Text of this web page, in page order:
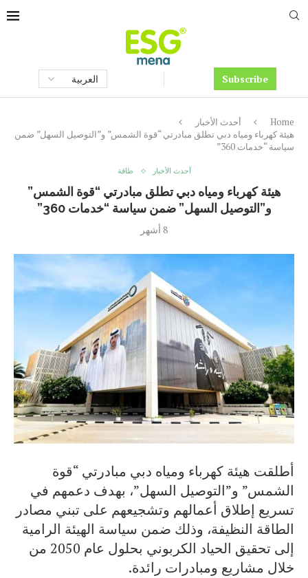
Subscribe
Home
أحدث الأخبار
هيئة كهرباء ومياه دبي تطلق مبادرتي “قوة الشمس” و”التوصيل السهل” ضمن
سياسة “خدمات 360”
أحدث الأخبار طاقة
هيئة كهرباء ومياه دبي تطلق مبادرتي “قوة الشمس”
و”التوصيل السهل” ضمن سياسة “خدمات 360”
8 أشهر
أطلقت هيئة كهرباء ومياه دبي مبادرتي “قوة
الشمس” و”التوصيل السهل”، بهدف دعمهم في
تسريع إطلاق أعمالهم وتشجيعهم على تبني مصادر
الطاقة النظيفة، وذلك ضمن سياسة الهيئة الرامية
إلى تحقيق الحياد الكربوني بحلول عام 2050 من
خلال مشاريع ومبادرات رائدة.